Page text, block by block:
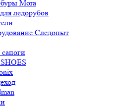
Mora
ледорубов
Следопыт